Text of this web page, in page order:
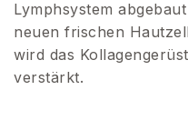
Lymphsystem
neuen frischen
wird das
verstärkt.